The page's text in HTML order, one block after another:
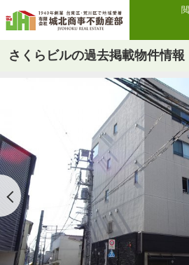
さくらビルの過去掲載物件情報